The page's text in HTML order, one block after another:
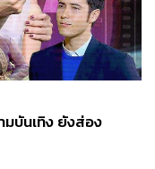
มบันเทิง ยังส่อง